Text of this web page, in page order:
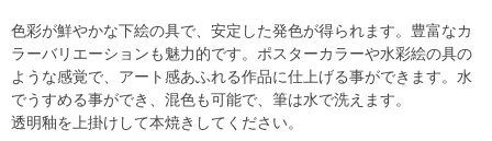
色彩が鮮やかな下絵の具で、安定した発色が得られます。豊富なカ
ラーバリエーションも魅力的です。ポスターカラーや水彩絵の具の
ような感覚で、アート感あふれる作品に仕上げる事ができます。水
でうすめる事ができ、混色も可能で、筆は水で洗えます。
透明釉を上掛けして本焼きしてください。